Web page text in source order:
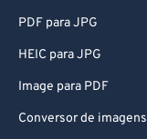
PDF para JPG
HEIC para JPG
Image para PDF
Conversor de imagens